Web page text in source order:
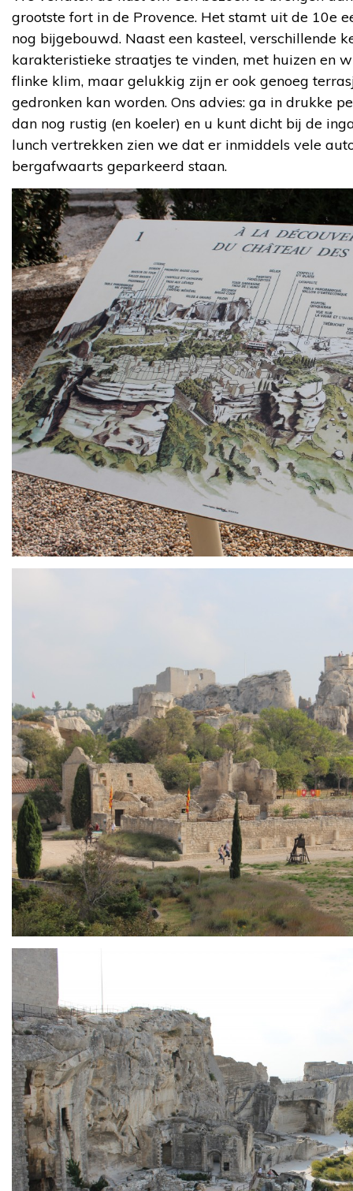
grootste fort in de Provence. Het stamt uit de 10e
nog bijgebouwd. Naast een kasteel, verschillende
karakteristieke straatjes te vinden, met huizen en
flinke klim, maar gelukkig zijn er ook genoeg
gedronken kan worden. Ons advies: ga in drukke
dan nog rustig (en koeler) en u kunt dicht bij de
lunch vertrekken zien we dat er inmiddels vele
bergafwaarts geparkeerd staan.